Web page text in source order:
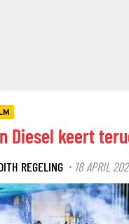
Diesel keert
REGELING · 18 APRIL